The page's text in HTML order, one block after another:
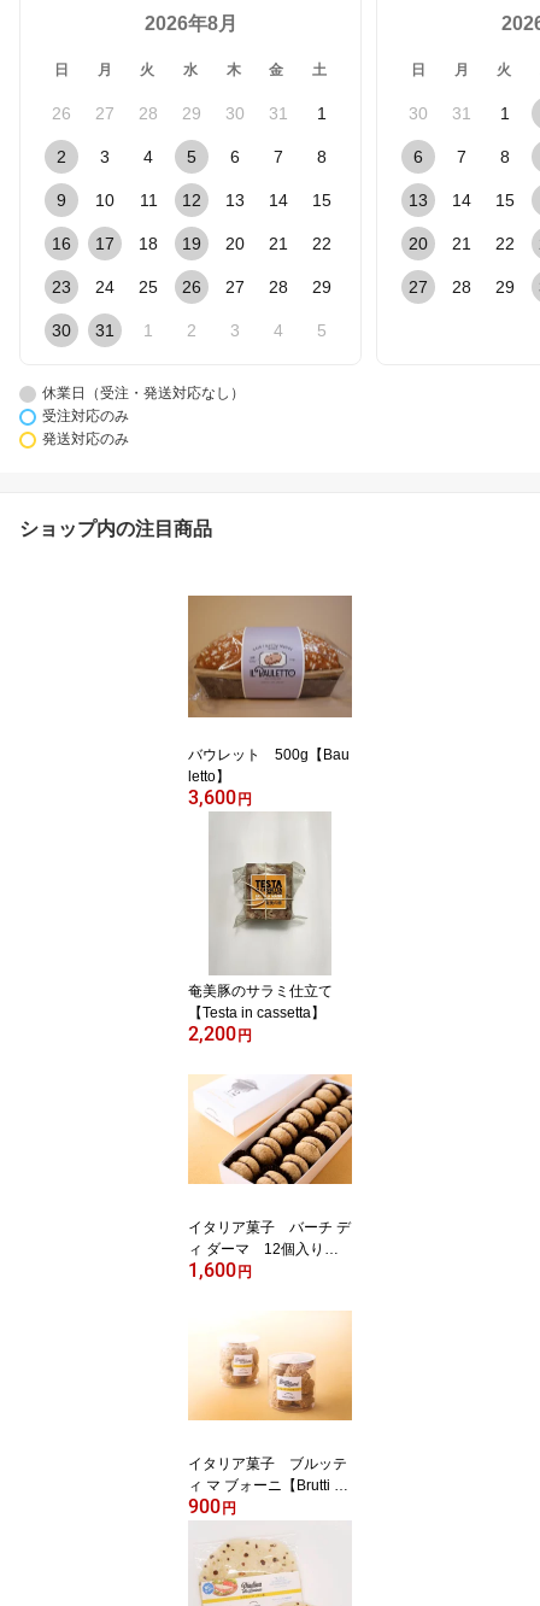
2026年8月
日 月 火 水 木 金 土
26 27 28 29 30 31 1
2 3 4 5 6 7 8
9 10 11 12 13 14 15
16 17 18 19 20 21 22
23 24 25 26 27 28 29
30 31 1 2 3 4 5
日 月 火
30 31 1
6 7 8
13 14 15
20 21 22
27 28 29
休業日（受注・発送対応なし）
受注対応のみ
発送対応のみ
ショップ内の注目商品
バウレット 500g【Bau
letto】
3,600円
奄美豚のサラミ仕立て
【Testa in cassetta】
2,200円
イタリア菓子 バーチ デ
ィ ダーマ 12個入り【B
aci di Dama】
1,600円
イタリア菓子 ブルッテ
ィ マ ブォーニ【Brutti m
a Buoni】
900円